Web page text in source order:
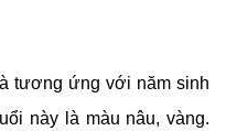
tương ứng với năm sinh
này là màu nâu, vàng.